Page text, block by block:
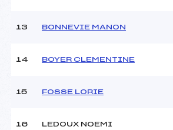
Ouvreurs A :
Température départ :
13 BONNEVIE MANON
14 BOYER CLEMENTINE
15 FOSSE LORIE
16 LEDOUX NOEMI